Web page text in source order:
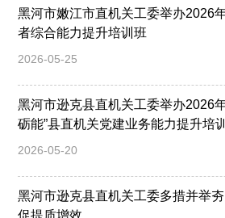
黑河市嫩江市直机关工委举办2026
者综合能力提升培训班
2026-05-25
黑河市逊克县直机关工委举办2026
砺能”县直机关党建业务能力提升培
2026-05-20
黑河市逊克县直机关工委多措并举
促提质增效